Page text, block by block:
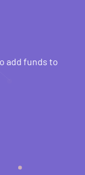
add funds to